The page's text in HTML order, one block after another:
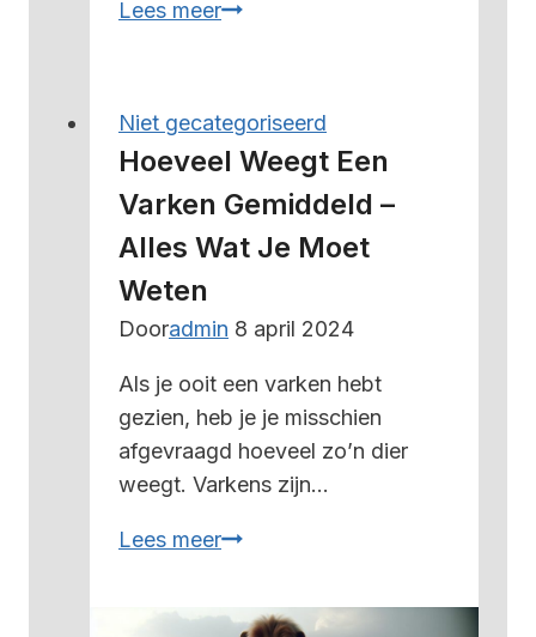
Lees meerHoeveel
cracker
alles
wat
je
Niet gecategoriseerd
Hoeveel Weegt Een
Varken Gemiddeld –
Alles Wat Je Moet
Weten
Dooradmin 8 april 2024
Als je ooit een varken hebt
gezien, heb je je misschien
afgevraagd hoeveel zo’n dier
weegt. Varkens zijn…
Lees meerHoeveel